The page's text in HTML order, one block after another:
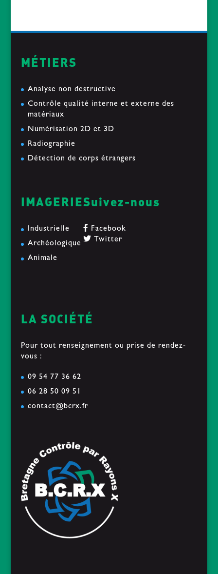
MÉTIERS
Analyse non destructive
Contrôle qualité interne et externe des
matériaux
Numérisation 2D et 3D
Radiographie
Détection de corps étrangers
IMAGERIE
Industrielle
Archéologique
Animale
Suivez-nous
Facebook
Twitter
LA SOCIÉTÉ
Pour tout renseignement ou prise de rendez-
vous :
09 54 77 36 62
06 28 50 09 51
contact@bcrx.fr